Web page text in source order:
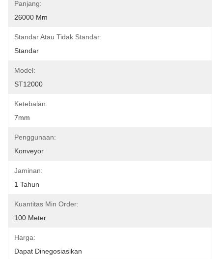
Panjang:
26000 Mm
Standar Atau Tidak Standar:
Standar
Model:
ST12000
Ketebalan:
7mm
Penggunaan:
Konveyor
Jaminan:
1 Tahun
Kuantitas Min Order:
100 Meter
Harga:
Dapat Dinegosiasikan